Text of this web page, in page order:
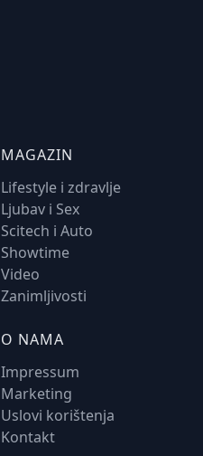
MAGAZIN
Lifestyle i zdravlje
Ljubav i Sex
Scitech i Auto
Showtime
Video
Zanimljivosti
O NAMA
Impressum
Marketing
Uslovi korištenja
Kontakt